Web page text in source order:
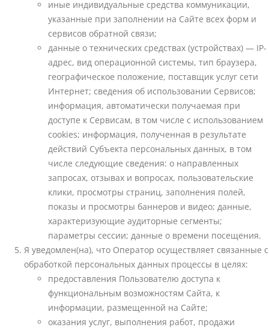
иные индивидуальные средства коммуникации,
указанные при заполнении на Сайте всех форм и
сервисов обратной связи;
данные о технических средствах (устройствах) — IP-
адрес, вид операционной системы, тип браузера,
географическое положение, поставщик услуг сети
Интернет; сведения об использовании Сервисов;
информация, автоматически получаемая при
доступе к Сервисам, в том числе с использованием
cookies; информация, полученная в результате
действий Субъекта персональных данных, в том
числе следующие сведения: о направленных
запросах, отзывах и вопросах, пользовательские
клики, просмотры страниц, заполнения полей,
показы и просмотры баннеров и видео; данные,
характеризующие аудиторные сегменты;
параметры сессии; данные о времени посещения.
Я уведомлен(на), что Оператор осуществляет связанные с
обработкой персональных данных процессы в целях:
предоставления Пользователю доступа к
функциональным возможностям Сайта, к
информации, размещенной на Сайте;
оказания услуг, выполнения работ, продажи